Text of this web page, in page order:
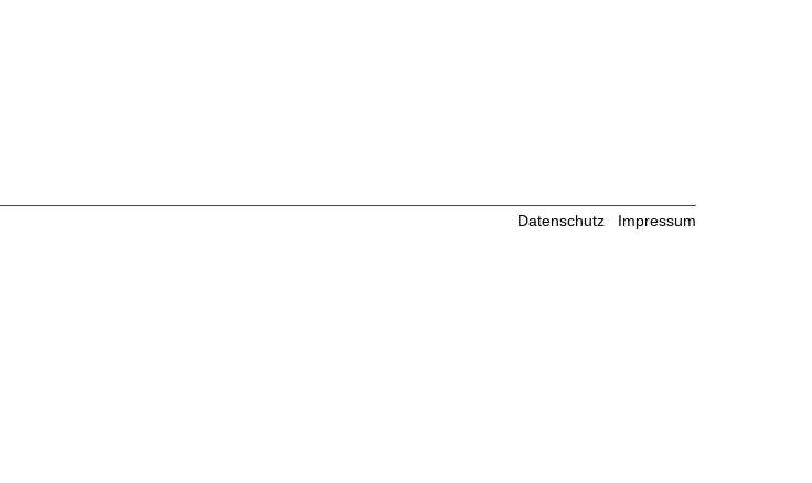
Datenschutz Impressum